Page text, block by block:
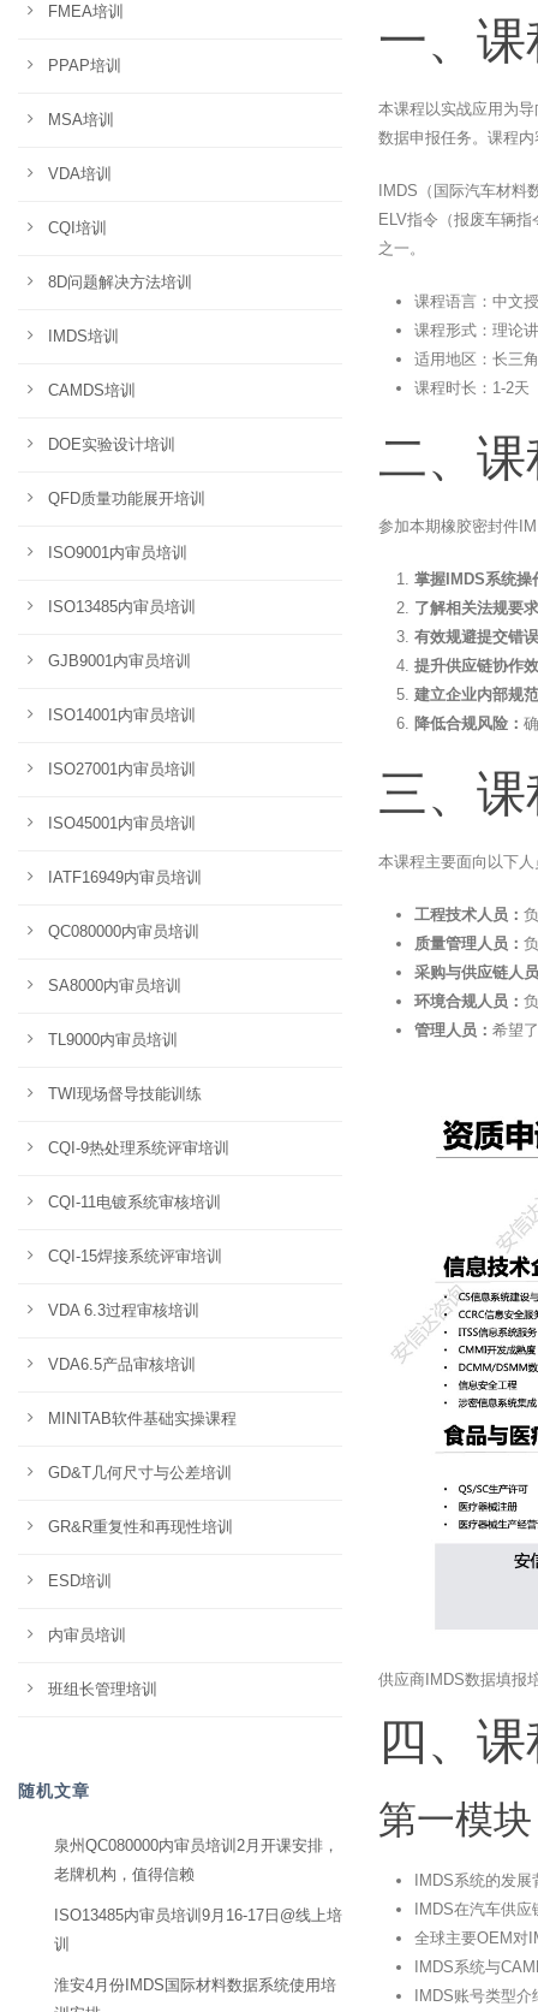
一、
本课程以实战应用为
数据申报任务。课程
IMDS（国际汽车材
ELV指令（报废车辆
之一。
课程语言：中文
课程形式：理论
适用地区：长三
课程时长：1-2天
二、
参加本期橡胶密封件
掌握IMDS系统操
了解相关法规要
有效规避提交错
提升供应链协作
建立企业内部规
降低合规风险：
三、
本课程主要面向以下人
工程技术人员：
质量管理人员：
采购与供应链人
环境合规人员：
管理人员： 希望
供应商IMDS数据填报
四、
第一模
IMDS系统的发
IMDS在汽车供
全球主要OEM对
IMDS系统与
IMDS账号类型
FMEA培训
PPAP培训
MSA培训
VDA培训
CQI培训
8D问题解决方法培训
IMDS培训
CAMDS培训
DOE实验设计培训
QFD质量功能展开培训
ISO9001内审员培训
ISO13485内审员培训
GJB9001内审员培训
ISO14001内审员培训
ISO27001内审员培训
ISO45001内审员培训
IATF16949内审员培训
QC080000内审员培训
SA8000内审员培训
TL9000内审员培训
TWI现场督导技能训练
CQI-9热处理系统评审培训
CQI-11电镀系统审核培训
CQI-15焊接系统评审培训
VDA 6.3过程审核培训
VDA6.5产品审核培训
MINITAB软件基础实操课程
GD&T几何尺寸与公差培训
GR&R重复性和再现性培训
ESD培训
内审员培训
班组长管理培训
随机文章
泉州QC080000内审员培训2月开课安排，
老牌机构，值得信赖
ISO13485内审员培训9月16-17日@线上培
训
淮安4月份IMDS国际材料数据系统使用培